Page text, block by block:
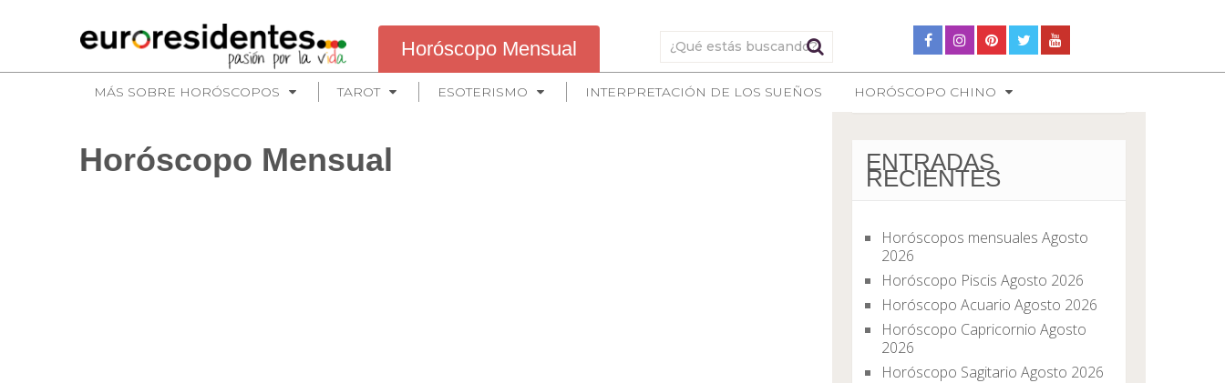
Horóscopo Mensual
MÁS SOBRE HORÓSCOPOS TAROT ESOTERISMO INTERPRETACIÓN DE LOS SUEÑOS HORÓSCOPO CHINO
Horóscopo Mensual ENTRADAS
RECIENTES
Horóscopos mensuales Agosto
2026
Horóscopo Piscis Agosto 2026
Horóscopo Acuario Agosto 2026
Horóscopo Capricornio Agosto
2026
Horóscopo Sagitario Agosto 2026